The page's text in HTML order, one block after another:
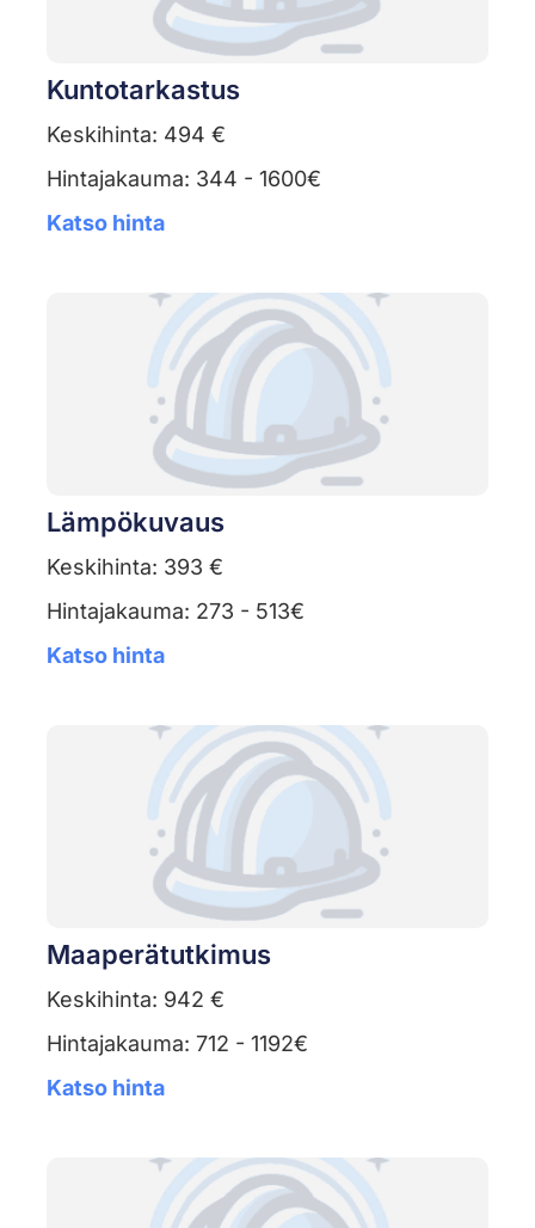
Kuntotarkastus
Keskihinta: 494 €
Hintajakauma: 344 - 1600€
Katso hinta
Lämpökuvaus
Keskihinta: 393 €
Hintajakauma: 273 - 513€
Katso hinta
Maaperätutkimus
Keskihinta: 942 €
Hintajakauma: 712 - 1192€
Katso hinta